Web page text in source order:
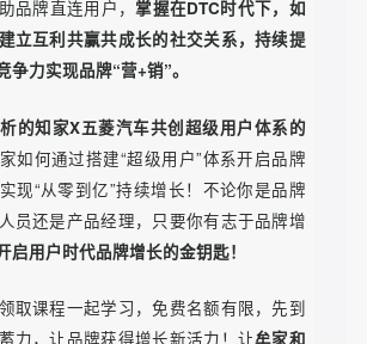
流量越来越贵、有用户无口碑，
这三大痛点逐个击破？
实粉丝群体，拥有庞大热烈的“气氛
组”？
......
牟家和女士精炼阐释具备可行性的BIG-C